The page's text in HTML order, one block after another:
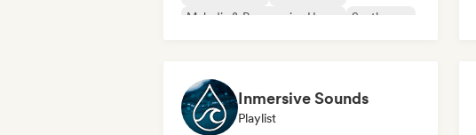
Melodic & Progressive House
Synthwave
Inmersive Sounds
Playlist